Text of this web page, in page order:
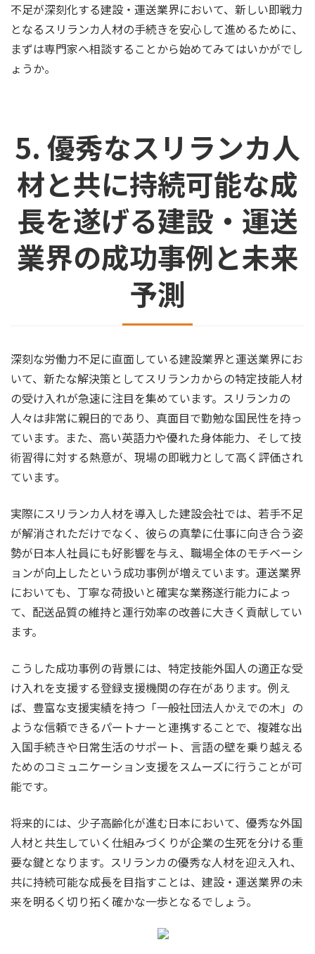
不足が深刻化する建設・運送業界において、新しい即戦力
となるスリランカ人材の手続きを安心して進めるために、
まずは専門家へ相談することから始めてみてはいかがでし
ょうか。
5. 優秀なスリランカ人
材と共に持続可能な成
長を遂げる建設・運送
業界の成功事例と未来
予測
深刻な労働力不足に直面している建設業界と運送業界にお
いて、新たな解決策としてスリランカからの特定技能人材
の受け入れが急速に注目を集めています。スリランカの
人々は非常に親日的であり、真面目で勤勉な国民性を持っ
ています。また、高い英語力や優れた身体能力、そして技
術習得に対する熱意が、現場の即戦力として高く評価され
ています。
実際にスリランカ人材を導入した建設会社では、若手不足
が解消されただけでなく、彼らの真摯に仕事に向き合う姿
勢が日本人社員にも好影響を与え、職場全体のモチベーシ
ョンが向上したという成功事例が増えています。運送業界
においても、丁寧な荷扱いと確実な業務遂行能力によっ
て、配送品質の維持と運行効率の改善に大きく貢献してい
ます。
こうした成功事例の背景には、特定技能外国人の適正な受
け入れを支援する登録支援機関の存在があります。例え
ば、豊富な支援実績を持つ「一般社団法人かえでの木」の
ような信頼できるパートナーと連携することで、複雑な出
入国手続きや日常生活のサポート、言語の壁を乗り越える
ためのコミュニケーション支援をスムーズに行うことが可
能です。
将来的には、少子高齢化が進む日本において、優秀な外国
人材と共生していく仕組みづくりが企業の生死を分ける重
要な鍵となります。スリランカの優秀な人材を迎え入れ、
共に持続可能な成長を目指すことは、建設・運送業界の未
来を明るく切り拓く確かな一歩となるでしょう。